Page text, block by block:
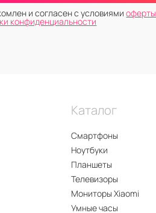
и согласен с условиямиоферты
конфиденциальности
Каталог
Смартфоны
Ноутбуки
Планшеты
Телевизоры
Мониторы Xiaomi
Умные часы